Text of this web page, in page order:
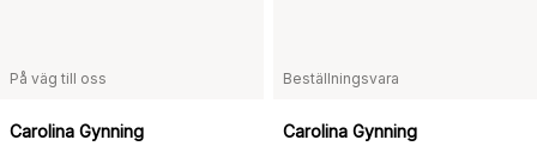
På väg till oss
Carolina Gynning
Beställningsvara
Carolina Gynning